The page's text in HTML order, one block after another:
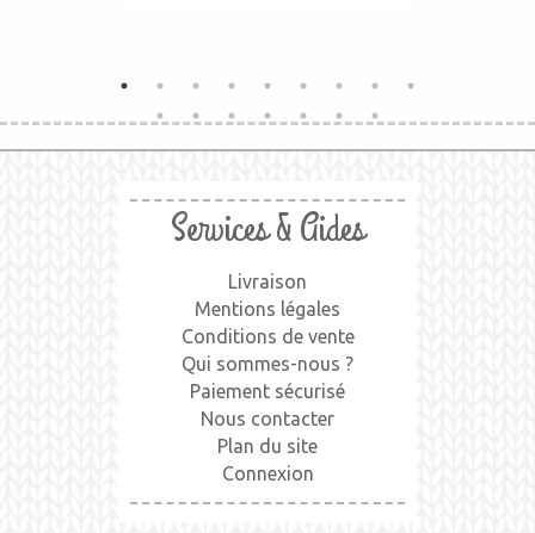
Services & Aides
Livraison
Mentions légales
Conditions de vente
Qui sommes-nous ?
Paiement sécurisé
Nous contacter
Plan du site
Connexion